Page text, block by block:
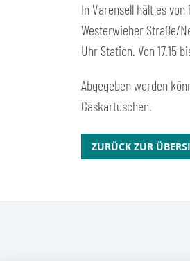
In Varensell hält es
Westerwieher Straße/
Uhr Station. Von 17.15
Abgegeben werden
Gaskartuschen.
ZURÜCK ZUR